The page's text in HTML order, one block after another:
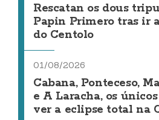
Rescatan os dous
Papin Primero tras ir
do Centolo
01/08/2026
Cabana, Ponteceso,
e A Laracha, os
ver a eclipse total na